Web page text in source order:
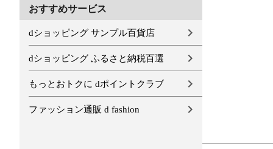
おすすめサービス
dショッピング サンプル百貨店
dショッピング ふるさと納税百選
もっとおトクに dポイントクラブ
ファッション通販 d fashion